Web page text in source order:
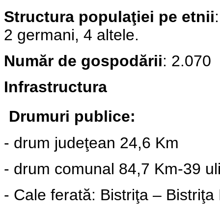
Structura populaţiei pe etnii
2 germani, 4 altele.
Număr de gospodării: 2.070
Infrastructura
Drumuri publice:
- drum judeţean 24,6 Km
- drum comunal 84,7 Km-39
- Cale ferată: Bistriţa – Bistriţa